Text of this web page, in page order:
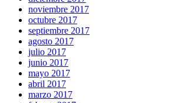
noviembre 2017
octubre 2017
septiembre 2017
agosto 2017
julio 2017
junio 2017
mayo 2017
abril 2017
marzo 2017